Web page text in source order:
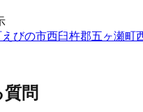
えびの市西臼杵郡五ヶ瀬町
問